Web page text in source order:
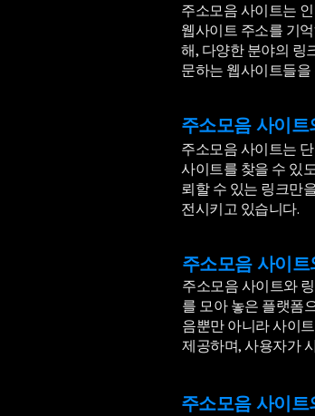
주소모음 사이트는
웹사이트 주소를 기
해, 다양한 분야의 링
문하는 웹사이트들
주소모음 사이
주소모음 사이트는
사이트를 찾을 수 있
뢰할 수 있는 링크만
전시키고 있습니다.
주소모음 사이
주소모음 사이트와
를 모아 놓은 플랫폼
음뿐만 아니라 사이
제공하며, 사용자가
주소모음 사이